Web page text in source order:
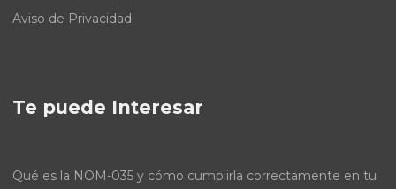
Aviso de Privacidad
Te puede Interesar
Qué es la NOM-035 y cómo cumplirla correctamente en tu